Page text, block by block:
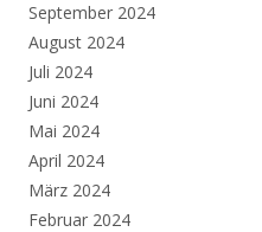
September 2024
August 2024
Juli 2024
Juni 2024
Mai 2024
April 2024
März 2024
Februar 2024